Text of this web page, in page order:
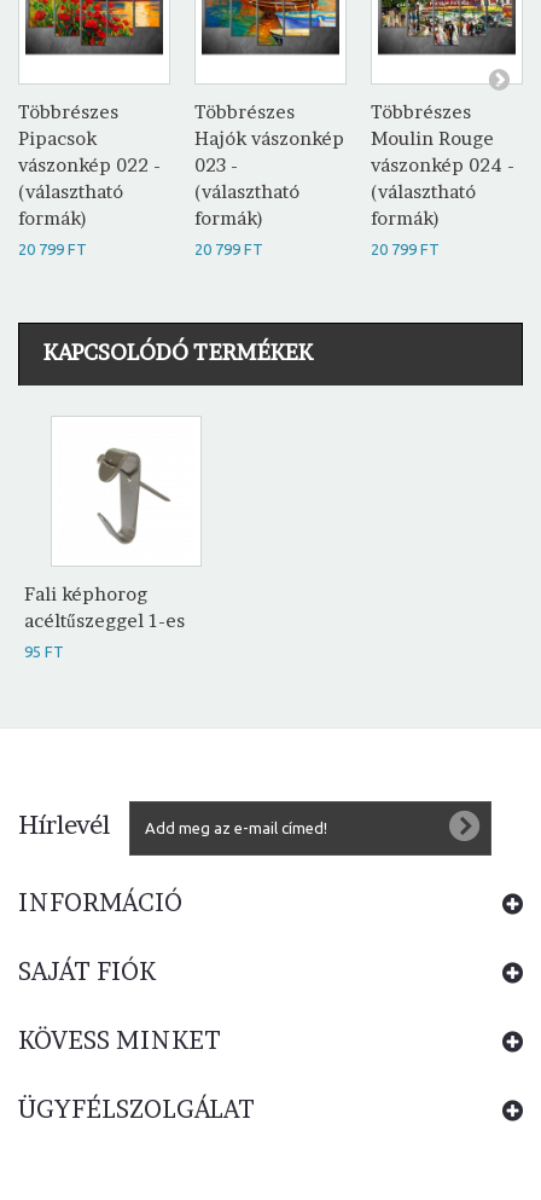
Többrészes
Pipacsok
vászonkép 022 -
(választható
formák)
20 799 FT
Többrészes
Hajók vászonkép
023 -
(választható
formák)
20 799 FT
Többrészes
Moulin Rouge
vászonkép 024 -
(választható
formák)
20 799 FT
KAPCSOLÓDÓ TERMÉKEK
Fali képhorog
acéltűszeggel 1-es
95 FT
Hírlevél
INFORMÁCIÓ
SAJÁT FIÓK
KÖVESS MINKET
ÜGYFÉLSZOLGÁLAT